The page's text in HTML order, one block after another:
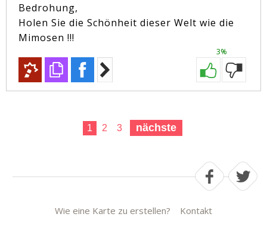
Bedrohung,
Holen Sie die Schönheit dieser Welt wie die
Mimosen !!!
3%
1 2 3 nächste
Wie eine Karte zu erstellen?
Kontakt